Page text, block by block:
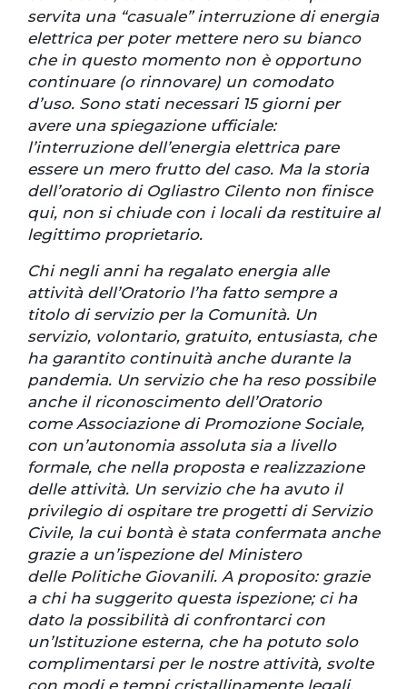
servita una “casuale” interruzione di energia
elettrica per poter mettere nero su bianco
che in questo momento non è opportuno
continuare (o rinnovare) un comodato
d’uso. Sono stati necessari 15 giorni per
avere una spiegazione ufficiale:
l’interruzione dell’energia elettrica pare
essere un mero frutto del caso. Ma la storia
dell’oratorio di Ogliastro Cilento non finisce
qui, non si chiude con i locali da restituire al
legittimo proprietario.
Chi negli anni ha regalato energia alle
attività dell’Oratorio l’ha fatto sempre a
titolo di servizio per la Comunità. Un
servizio, volontario, gratuito, entusiasta, che
ha garantito continuità anche durante la
pandemia. Un servizio che ha reso possibile
anche il riconoscimento dell’Oratorio
come Associazione di Promozione Sociale,
con un’autonomia assoluta sia a livello
formale, che nella proposta e realizzazione
delle attività. Un servizio che ha avuto il
privilegio di ospitare tre progetti di Servizio
Civile, la cui bontà è stata confermata anche
grazie a un’ispezione del Ministero
delle Politiche Giovanili. A proposito: grazie
a chi ha suggerito questa ispezione; ci ha
dato la possibilità di confrontarci con
un’Istituzione esterna, che ha potuto solo
complimentarsi per le nostre attività, svolte